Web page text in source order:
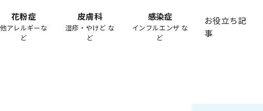
花粉症
他アレルギーな
ど
皮膚科
湿疹・やけど な
ど
感染症
インフルエンザ な
ど
お役立ち記
事